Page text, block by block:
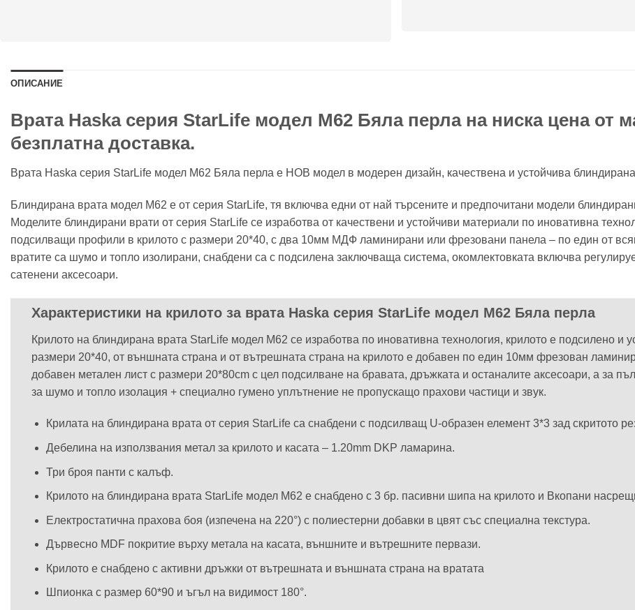
ОПИСАНИЕ
Врата Haska серия StarLife модел М62 Бяла перла на ниска цена от
безплатна доставка.
Врата Haska серия StarLife модел М62 Бяла перла е НОВ модел в модерен дизайн, качествена и устойчива
Блиндирана врата модел М62 е от серия StarLife, тя включва едни от най търсените и предпочитани модели
Моделите блиндирани врати от серия StarLife се изработва от качествени и устойчиви материали по иновативна
подсилващи профили в крилото с размери 20*40, с два 10мм МДФ ламинирани или фрезовани панела – по един от
вратите са шумо и топло изолирани, снабдени са с подсилена заключваща система, окомлектовката включва
сатенени аксесоари.
Характеристики на крилото за врата Haska серия StarLife модел М62 Бяла перла
Крилото на блиндирана врата StarLife модел М62 се изработва по иновативна технология, крилото е подсилено и
размери 20*40, от външната страна и от вътрешната страна на крилото е добавен по един 10мм фрезован
добавен метален лист с размери 20*80cm с цел подсилване на бравата, дръжката и останалите аксесоари, а за
за шумо и топло изолация + специално гумено уплътнение не пропускащо прахови частици и звук.
Крилата на блиндирана врата от серия StarLife са снабдени с подсилващ U-образен елемент 3*3 зад скритото
Дебелина на използвания метал за крилото и касата – 1.20mm DKP ламарина.
Три броя панти с калъф.
Крилото на блиндирана врата StarLife модел М62 е снабдено с 3 бр. пасивни шипа на крилото и Вкопани
Електростатична прахова боя (изпечена на 220°) с полиестерни добавки в цвят със специална текстура.
Дървесно MDF покритие върху метала на касата, външните и вътрешните первази.
Крилото е снабдено с активни дръжки от вътрешната и външната страна на вратата
Шпионка с размер 60*90 и ъгъл на видимост 180°.